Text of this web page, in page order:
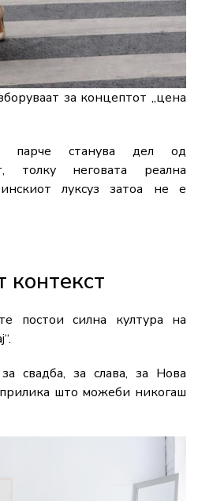
за концептот „цена
парче станува дел од
толку неговата реална
луксуз затоа не е
контекст
постои силна култура на
свадба, за слава, за Нова
прилика што можеби никогаш